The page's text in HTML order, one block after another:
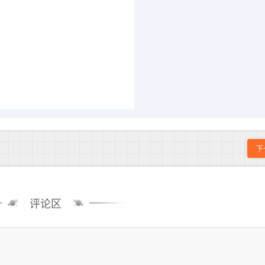
下
评论区